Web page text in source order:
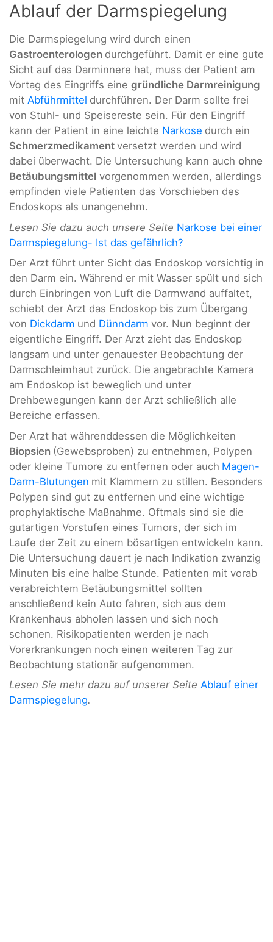
Ablauf der Darmspiegelung
Die Darmspiegelung wird durch einen
Gastroenterologen durchgeführt. Damit er eine gute
Sicht auf das Darminnere hat, muss der Patient am
Vortag des Eingriffs eine gründliche Darmreinigung
mit Abführmittel durchführen. Der Darm sollte frei
von Stuhl- und Speisereste sein. Für den Eingriff
kann der Patient in eine leichte Narkose durch ein
Schmerzmedikament versetzt werden und wird
dabei überwacht. Die Untersuchung kann auch ohne
Betäubungsmittel vorgenommen werden, allerdings
empfinden viele Patienten das Vorschieben des
Endoskops als unangenehm.
Lesen Sie dazu auch unsere Seite Narkose bei einer
Darmspiegelung- Ist das gefährlich?
Der Arzt führt unter Sicht das Endoskop vorsichtig in
den Darm ein. Während er mit Wasser spült und sich
durch Einbringen von Luft die Darmwand auffaltet,
schiebt der Arzt das Endoskop bis zum Übergang
von Dickdarm und Dünndarm vor. Nun beginnt der
eigentliche Eingriff. Der Arzt zieht das Endoskop
langsam und unter genauester Beobachtung der
Darmschleimhaut zurück. Die angebrachte Kamera
am Endoskop ist beweglich und unter
Drehbewegungen kann der Arzt schließlich alle
Bereiche erfassen.
Der Arzt hat währenddessen die Möglichkeiten
Biopsien (Gewebsproben) zu entnehmen, Polypen
oder kleine Tumore zu entfernen oder auch Magen-
Darm-Blutungen mit Klammern zu stillen. Besonders
Polypen sind gut zu entfernen und eine wichtige
prophylaktische Maßnahme. Oftmals sind sie die
gutartigen Vorstufen eines Tumors, der sich im
Laufe der Zeit zu einem bösartigen entwickeln kann.
Die Untersuchung dauert je nach Indikation zwanzig
Minuten bis eine halbe Stunde. Patienten mit vorab
verabreichtem Betäubungsmittel sollten
anschließend kein Auto fahren, sich aus dem
Krankenhaus abholen lassen und sich noch
schonen. Risikopatienten werden je nach
Vorerkrankungen noch einen weiteren Tag zur
Beobachtung stationär aufgenommen.
Lesen Sie mehr dazu auf unserer Seite Ablauf einer
Darmspiegelung.